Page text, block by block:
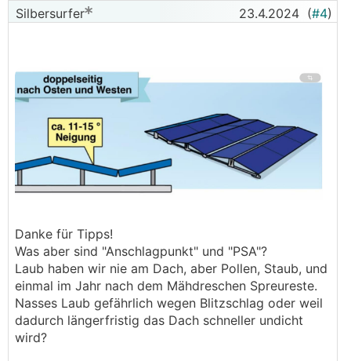
Silbersurfer 23.4.2024 (#4)
Danke für Tipps!
Was aber sind "Anschlagpunkt" und "PSA"?
Laub haben wir nie am Dach, aber Pollen, Staub, und
einmal im Jahr nach dem Mähdreschen Spreureste.
Nasses Laub gefährlich wegen Blitzschlag oder weil
dadurch längerfristig das Dach schneller undicht
wird?